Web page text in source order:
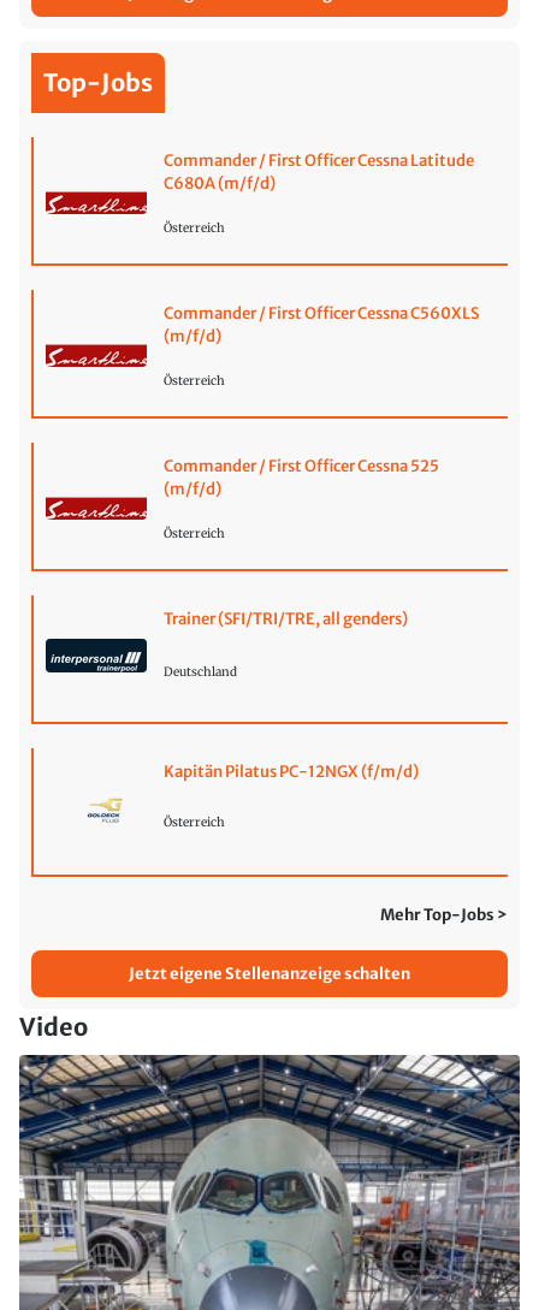
Top-Jobs
Commander / First Officer Cessna Latitude
C680A (m/f/d)
Österreich
Commander / First Officer Cessna C560XLS
(m/f/d)
Österreich
Commander / First Officer Cessna 525
(m/f/d)
Österreich
Trainer (SFI/TRI/TRE, all genders)
Deutschland
Kapitän Pilatus PC-12NGX (f/m/d)
Österreich
Mehr Top-Jobs >
Jetzt eigene Stellenanzeige schalten
Video